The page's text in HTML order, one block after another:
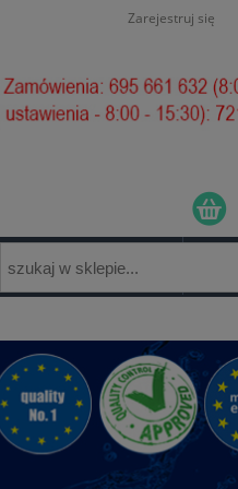
Zarejestruj się
GWARANCJA/FORMULARZ